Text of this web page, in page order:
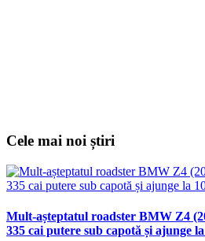
Cele mai noi știri
Mult-așteptatul roadster BMW Z4
335 cai putere sub capotă și ajunge